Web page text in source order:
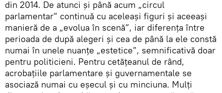
din 2014. De atunci şi până acum „circul
parlamentar” continuă cu aceleaşi figuri şi aceeaşi
manieră de a „evolua în scenă”, iar diferenţa între
perioada de după alegeri şi cea de până la ele constă
numai în unele nuanţe „estetice”, semnificativă doar
pentru politicieni. Pentru cetăţeanul de rând,
acrobaţiile parlamentare şi guvernamentale se
asociază numai cu eşecul şi cu minciuna. Mulţi